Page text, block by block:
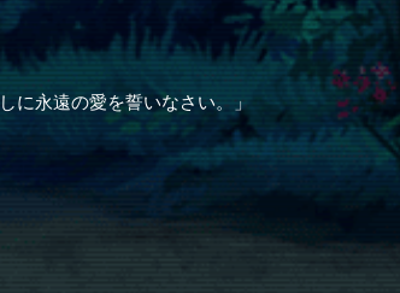
に永遠の愛を誓いなさい。」